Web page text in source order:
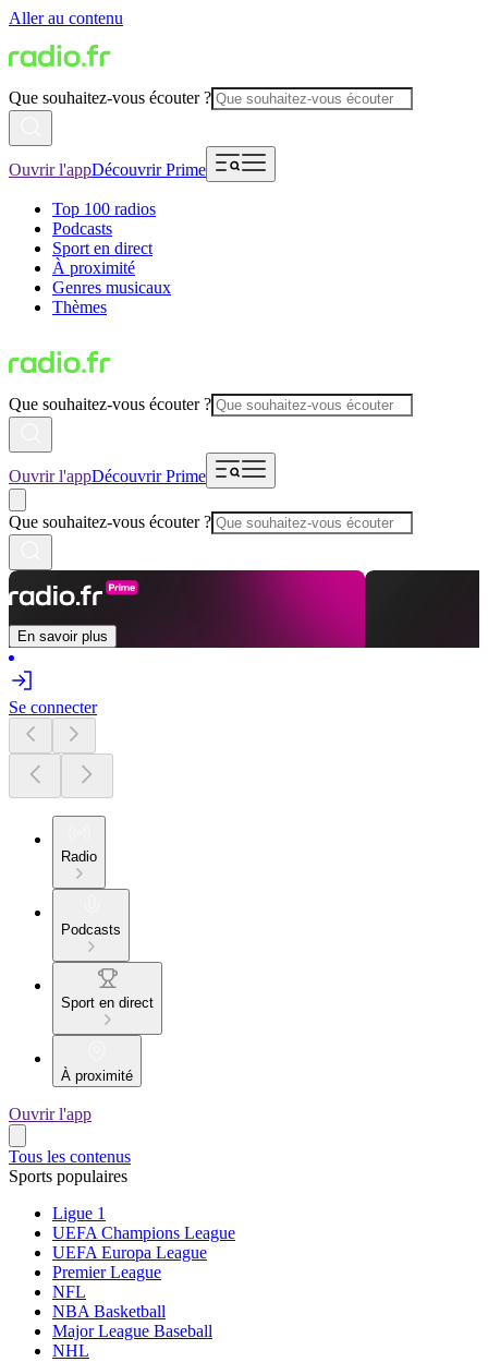
Aller au contenu
Que souhaitez-vous écouter ?
Ouvrir l'appDécouvrir Prime
Top 100 radios
Podcasts
Sport en direct
À proximité
Genres musicaux
Thèmes
Que souhaitez-vous écouter ?
Ouvrir l'appDécouvrir Prime
Que souhaitez-vous écouter ?
En savoir plus
Se connecter
Radio
Podcasts
Sport en direct
À proximité
Ouvrir l'app
Tous les contenus
Sports populaires
Ligue 1
UEFA Champions League
UEFA Europa League
Premier League
NFL
NBA Basketball
Major League Baseball
NHL